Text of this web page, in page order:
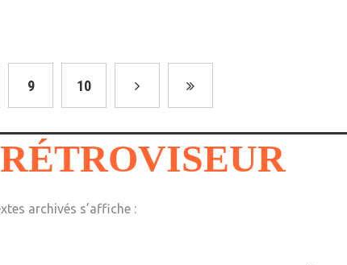
9 10
archivés s’affiche :